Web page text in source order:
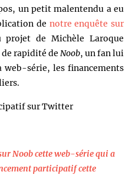
un petit malentendu a eu
de notre enquête sur
de Michèle Laroque
rapidité de Noob, un fan lui
web-série, les financements
sur Twitter
Noob cette web-série qui a
participatif cette